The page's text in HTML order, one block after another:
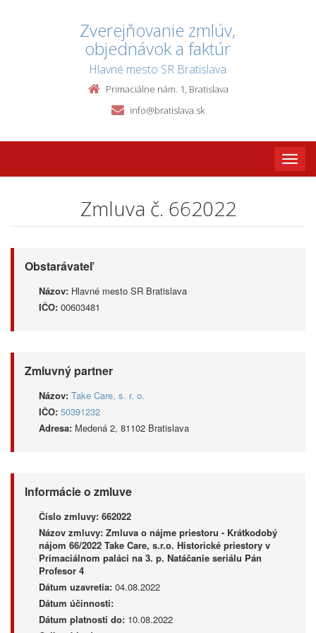
Zverejňovanie zmlúv,
objednávok a faktúr
Hlavné mesto SR Bratislava
Primaciálne nám. 1, Bratislava
info@bratislava.sk
Toggle
Zmluva č. 662022
Obstarávateľ
Názov: Hlavné mesto SR Bratislava
IČO: 00603481
Zmluvný partner
Názov: Take Care, s. r. o.
IČO: 50391232
Adresa: Medená 2, 81102 Bratislava
Informácie o zmluve
Číslo zmluvy: 662022
Názov zmluvy: Zmluva o nájme priestoru - Krátkodobý
nájom 66/2022 Take Care, s.r.o. Historické priestory v
Primaciálnom paláci na 3. p. Natáčanie seriálu Pán
Profesor 4
Dátum uzavretia: 04.08.2022
Dátum účinnosti:
Dátum platnosti do: 10.08.2022